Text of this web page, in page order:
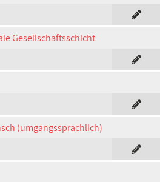
Gesellschaftsschicht
(umgangssprachlich)